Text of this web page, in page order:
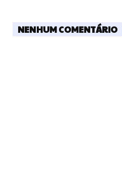
NENHUM COMENTÁRIO